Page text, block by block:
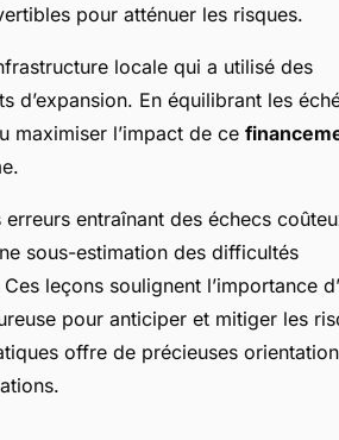
pour atténuer les risques.
locale qui a utilisé des
En équilibrant les
maximiser l’impact de ce
entraînant des échecs
sous-estimation des difficultés
leçons soulignent l’importance
pour anticiper et mitiger les
offre de précieuses